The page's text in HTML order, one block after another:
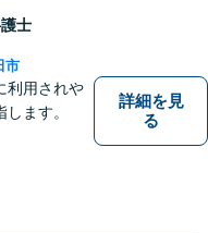
。【電話
士
市
利用されや
ます。
詳細を見
る